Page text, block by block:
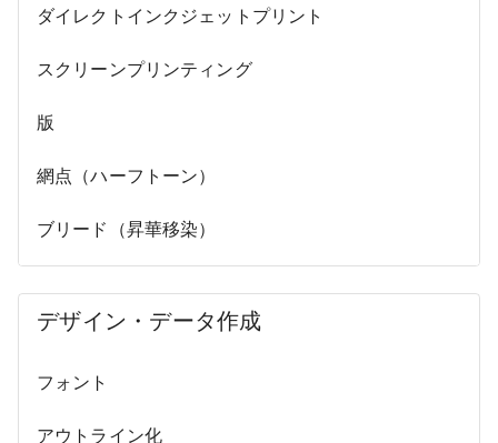
ダイレクトインクジェットプリント
スクリーンプリンティング
版
網点（ハーフトーン）
ブリード（昇華移染）
デザイン・データ作成
フォント
アウトライン化